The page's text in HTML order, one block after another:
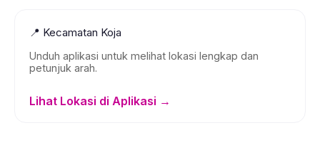
📍 Kecamatan Koja
Unduh aplikasi untuk melihat lokasi lengkap dan
petunjuk arah.
Lihat Lokasi di Aplikasi →